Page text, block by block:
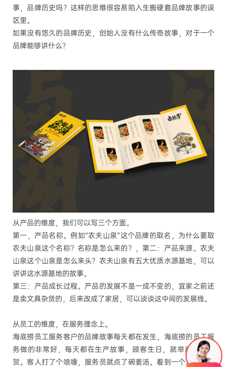
事，品牌历史吗？这样的思维很容易陷入生搬硬套品牌故事的误
区里。
如果没有悠久的品牌历史，创始人没有什么传奇故事，对于一个
品牌能够讲什么？
从产品的维度，我们可以写三个方面。
第一， 产品名称。例如“农夫山泉”这个品牌的取名，为什么要取
农夫山泉这个名称？名称是怎么来的？，第二：产品来源。农夫
山泉这个山泉是怎么来头？农夫山泉有五大优质水源基地，可以
讲讲这水源基地的故事。
第三：产品成长过程。产品的发展不是一成不变的，宜家之前还
是卖文具杂货的，后来改成了家居，可以谈谈这中间的发展线。
从员工的维度，在服务理念上。
海底捞员工服务客户的品牌故事每天都在发生，海底捞的员工服
务做的非常好，每天都在生产故事，顾客生日，就举牌唱歌祝
贺。客人打了个喷嚏，服务员就点了碗姜汤。看到一个人吃火锅